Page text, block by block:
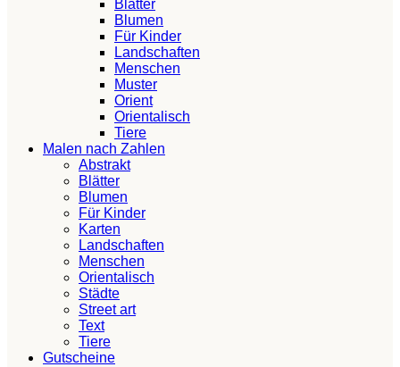
Blätter
Blumen
Für Kinder
Landschaften
Menschen
Muster
Orient
Orientalisch
Tiere
Malen nach Zahlen
Abstrakt
Blätter
Blumen
Für Kinder
Karten
Landschaften
Menschen
Orientalisch
Städte
Street art
Text
Tiere
Gutscheine